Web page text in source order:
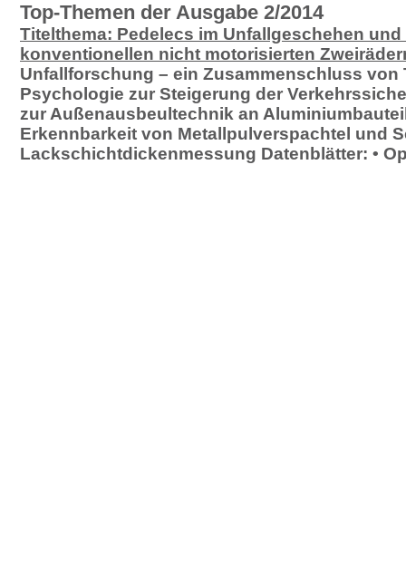
Top-Themen der Ausgabe 2/2014
Titelthema: Pedelecs im Unfallgeschehen und
konventionellen nicht motorisierten
Unfallforschung – ein Zusammenschluss von
Psychologie zur Steigerung der
zur Außenausbeultechnik an
Erkennbarkeit von Metallpulverspachtel und
Lackschichtdickenmessung Datenblätter: •